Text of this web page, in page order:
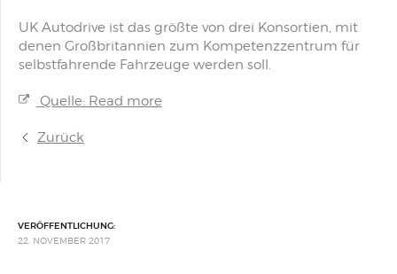
UK Autodrive ist das größte von drei Konsortien, mit
denen Großbritannien zum Kompetenzzentrum für
selbstfahrende Fahrzeuge werden soll.
Quelle: Read more
Zurück
VERÖFFENTLICHUNG:
22. NOVEMBER 2017